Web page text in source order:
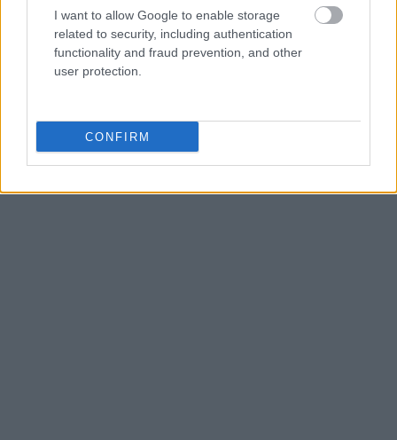
I want to allow Google to enable storage
related to security, including authentication
functionality and fraud prevention, and other
user protection.
CONFIRM